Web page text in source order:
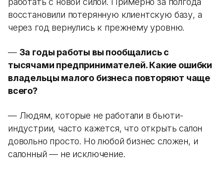
восстановили потерянную клиентскую базу, а
через год вернулись к прежнему уровню.
— За годы работы вы пообщались с
тысячами предпринимателей. Какие ошибки
владельцы малого бизнеса повторяют чаще
всего?
— Людям, которые не работали в бьюти-
индустрии, часто кажется, что открыть салон
довольно просто. Но любой бизнес сложен, и
салонный — не исключение.